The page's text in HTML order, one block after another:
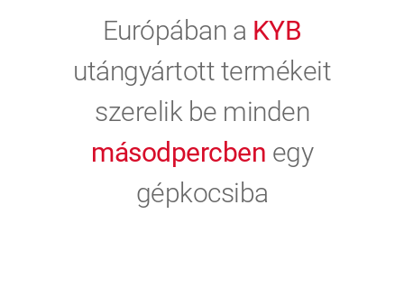
Európában a KYB
utángyártott termékeit
szerelik be minden
másodpercben egy
gépkocsiba